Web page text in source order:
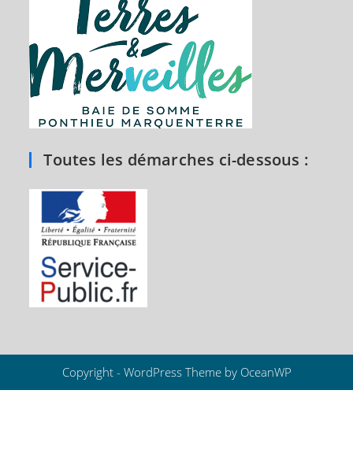
Toutes les démarches ci-dessous :
Copyright - WordPress Theme by OceanWP